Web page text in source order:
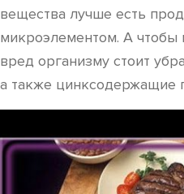
вещества лучше есть
микроэлементом. А чтобы
вред организму стоит
а также цинксодержащие